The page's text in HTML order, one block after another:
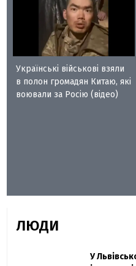
Українські військові взяли
в полон громадян Китаю, які
воювали за Росію (відео)
ЛЮДИ
Павло Дак
Захисник
У